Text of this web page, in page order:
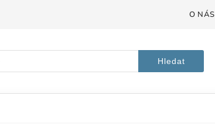
O NÁS
Hledat